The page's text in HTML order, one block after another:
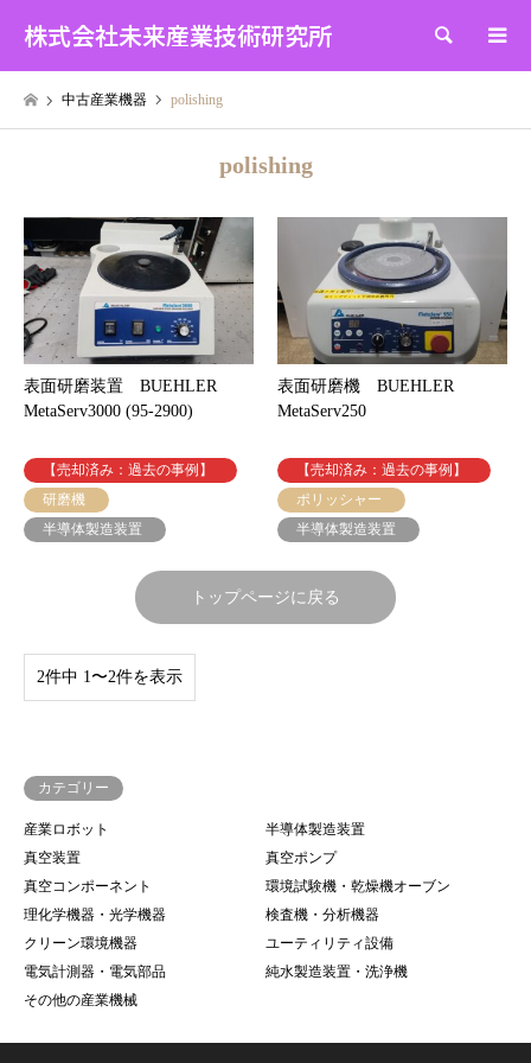
株式会社未来産業技術研究所 検索
中古産業機器 polishing
polishing
表面研磨装置 BUEHLER
MetaServ3000 (95-2900)
【売却済み：過去の事例】
研磨機
半導体製造装置
表面研磨機 BUEHLER
MetaServ250
【売却済み：過去の事例】
ポリッシャー
半導体製造装置
トップページに戻る
2件中 1〜2件を表示
カテゴリー
産業ロボット
半導体製造装置
真空装置
真空ポンプ
真空コンポーネント
環境試験機・乾燥機オーブン
理化学機器・光学機器
検査機・分析機器
クリーン環境機器
ユーティリティ設備
電気計測器・電気部品
純水製造装置・洗浄機
その他の産業機械